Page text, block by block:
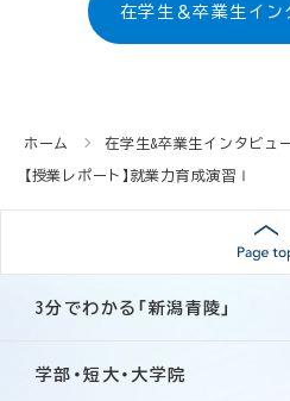
在学生＆卒業生イン
ホーム 在学生&卒業生インタビュ
【授業レポート】就業力育成演習Ⅰ
3分でわかる「新潟青陵」
学部・短大・大学院